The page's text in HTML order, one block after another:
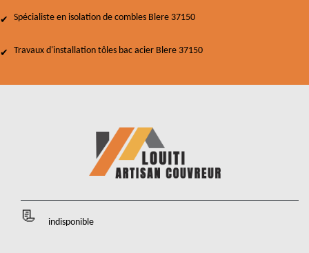
Spécialiste en isolation de combles Blere 37150
Travaux d'installation tôles bac acier Blere 37150
indisponible